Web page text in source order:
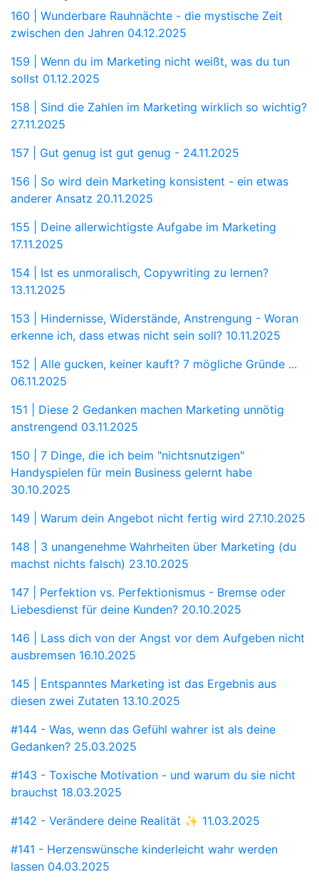
160 | Wunderbare Rauhnächte - die mystische Zeit
zwischen den Jahren 04.12.2025
159 | Wenn du im Marketing nicht weißt, was du tun
sollst 01.12.2025
158 | Sind die Zahlen im Marketing wirklich so wichtig?
27.11.2025
157 | Gut genug ist gut genug - 24.11.2025
156 | So wird dein Marketing konsistent - ein etwas
anderer Ansatz 20.11.2025
155 | Deine allerwichtigste Aufgabe im Marketing
17.11.2025
154 | Ist es unmoralisch, Copywriting zu lernen?
13.11.2025
153 | Hindernisse, Widerstände, Anstrengung - Woran
erkenne ich, dass etwas nicht sein soll? 10.11.2025
152 | Alle gucken, keiner kauft? 7 mögliche Gründe ...
06.11.2025
151 | Diese 2 Gedanken machen Marketing unnötig
anstrengend 03.11.2025
150 | 7 Dinge, die ich beim "nichtsnutzigen"
Handyspielen für mein Business gelernt habe
30.10.2025
149 | Warum dein Angebot nicht fertig wird 27.10.2025
148 | 3 unangenehme Wahrheiten über Marketing (du
machst nichts falsch) 23.10.2025
147 | Perfektion vs. Perfektionismus - Bremse oder
Liebesdienst für deine Kunden? 20.10.2025
146 | Lass dich von der Angst vor dem Aufgeben nicht
ausbremsen 16.10.2025
145 | Entspanntes Marketing ist das Ergebnis aus
diesen zwei Zutaten 13.10.2025
#144 - Was, wenn das Gefühl wahrer ist als deine
Gedanken? 25.03.2025
#143 - Toxische Motivation - und warum du sie nicht
brauchst 18.03.2025
#142 - Verändere deine Realität ✨ 11.03.2025
#141 - Herzenswünsche kinderleicht wahr werden
lassen 04.03.2025